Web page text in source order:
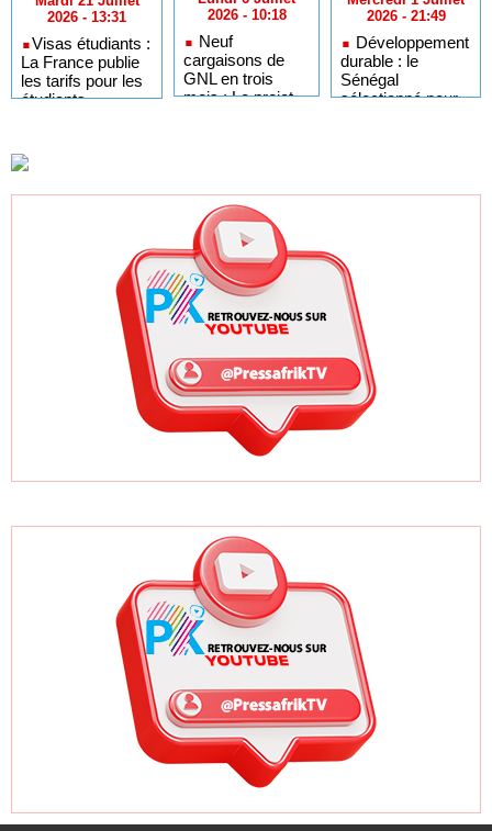
2026 - 13:31
​Visas étudiants :
La France publie
les tarifs pour les
étudiants
africains
2026 - 10:18
Neuf
cargaisons de
GNL en trois
mois : Le projet
2026 - 21:49
Développement
durable : le
Sénégal
sélectionné pour
ODD